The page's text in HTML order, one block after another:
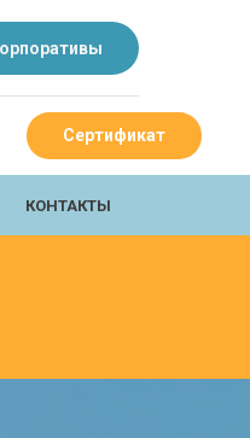
Сертификат
КОНТАКТЫ